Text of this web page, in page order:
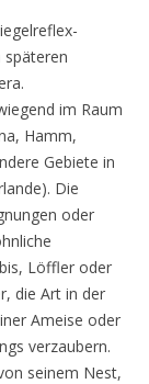
späteren
im Raum
Hamm,
Gebiete in
Die
oder
Löffler oder
die Art in der
Ameise oder
verzaubern.
seinem Nest,